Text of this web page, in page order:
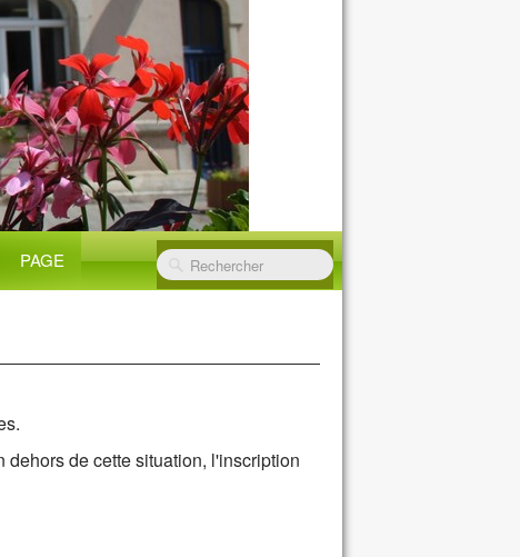
PAGE
de cette situation, l'inscription